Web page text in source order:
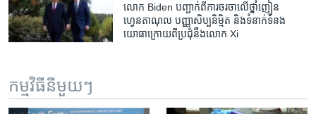
លោក ​Biden បញ្ជាក់​ពី​ការចរចា​លើ​ថ្នាំញៀន​
ហ្វេនតាណុល ​បញ្ញា​សិប្បនិម្មិត​ និង​ទំនាក់​ទំនង​
យោធា​ក្រោយ​ពី​ប្រជុំ​នឹង​លោក ​Xi
កម្មវិធី​នីមួយៗ